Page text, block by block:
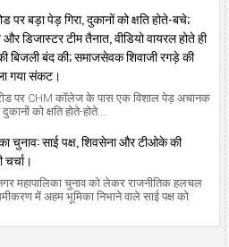
पर बड़ा पेड़ गिरा, दुकानों को क्षति होते-बचे;
डिजास्टर टीम तैनात, वीडियो वायरल होते ही
की बिजली बंद की; समाजसेवक शिवाजी रगड़े की
गया संकट।
पर CHM कॉलेज के पास एक विशाल पेड़ अचानक
को क्षति होते-होते...
चुनाव: साई पक्ष, शिवसेना और टीओके की
महापालिका चुनाव को लेकर राजनीतिक हलचल
में अहम भूमिका निभाने वाले साई पक्ष को